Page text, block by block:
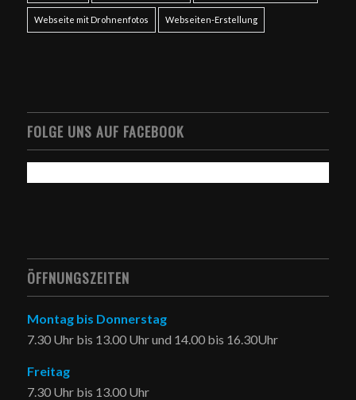
Webseite mit Drohnenfotos Webseiten-Erstellung
FOLGE UNS AUF FACEBOOK
ÖFFNUNGSZEITEN
Montag bis Donnerstag
7.30 Uhr bis 13.00 Uhr und 14.00 bis 16.30Uhr
Freitag
7.30 Uhr bis 13.00 Uhr